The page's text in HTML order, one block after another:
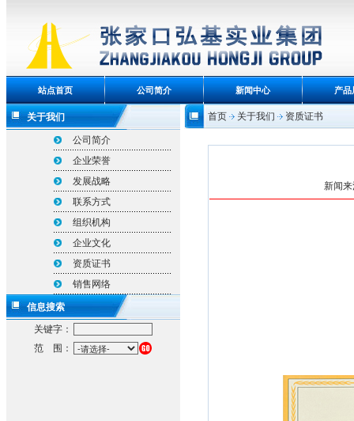
站点首页 公司简介 新闻中心 产品
关于我们
公司简介
企业荣誉
发展战略
联系方式
组织机构
企业文化
资质证书
销售网络
信息搜索
关键字：
范 围：
首页 关于我们 资质证书
新闻